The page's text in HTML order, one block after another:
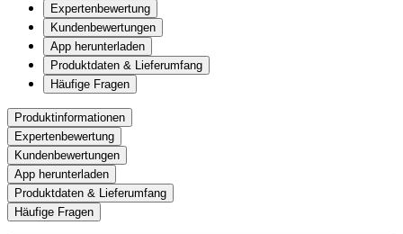
Expertenbewertung
Kundenbewertungen
App herunterladen
Produktdaten & Lieferumfang
Häufige Fragen
Produktinformationen
Expertenbewertung
Kundenbewertungen
App herunterladen
Produktdaten & Lieferumfang
Häufige Fragen